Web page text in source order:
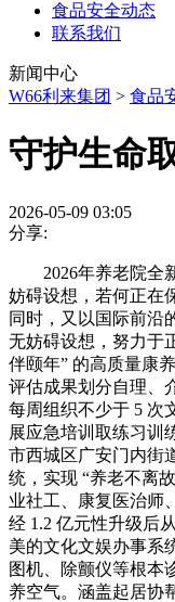
食品安全动态
联系我们
新闻中心
W66利来集团 > 食品
守护生命
2026-05-09 03:05
分享:
2026年养老院全新
妨碍设想，若何正在
同时，又以国际前沿
无妨碍设想，努力于
伴颐年” 的高质量康
评估成果划分自理、
每周组织不少于 5 次
展应急培训取练习训
市西城区广安门内街
统，实现 “养老不离
业社工、康复医治师
经 1.2 亿元性升级后
美的文化文娱办事系
图机、除颤仪等根本
养空气。涵盖起居协